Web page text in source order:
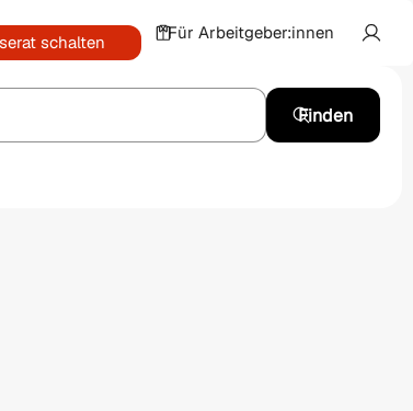
schalten Für Arbeitgeber:innen
Finden